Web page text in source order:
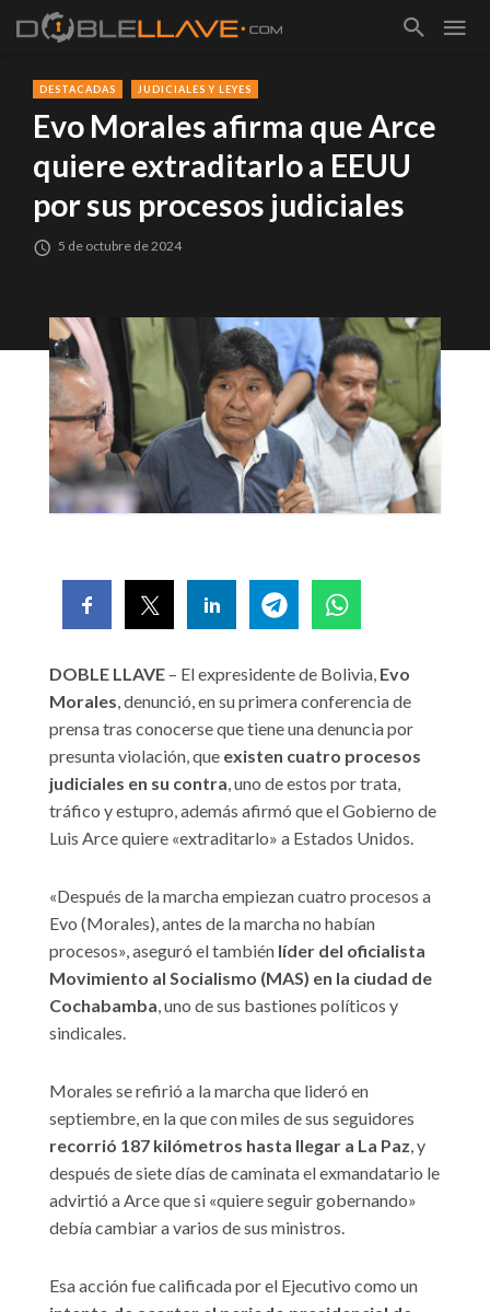
DESTACADAS JUDICIALES Y LEYES
Evo Morales afirma que Arce
quiere extraditarlo a EEUU
por sus procesos judiciales
5 de octubre de 2024
DOBLE LLAVE – El expresidente de Bolivia, Evo
Morales, denunció, en su primera conferencia de
prensa tras conocerse que tiene una denuncia por
presunta violación, que existen cuatro procesos
judiciales en su contra, uno de estos por trata,
tráfico y estupro, además afirmó que el Gobierno de
Luis Arce quiere «extraditarlo» a Estados Unidos.
«Después de la marcha empiezan cuatro procesos a
Evo (Morales), antes de la marcha no habían
procesos», aseguró el también líder del oficialista
Movimiento al Socialismo (MAS) en la ciudad de
Cochabamba, uno de sus bastiones políticos y
sindicales.
Morales se refirió a la marcha que lideró en
septiembre, en la que con miles de sus seguidores
recorrió 187 kilómetros hasta llegar a La Paz, y
después de siete días de caminata el exmandatario le
advirtió a Arce que si «quiere seguir gobernando»
debía cambiar a varios de sus ministros.
Esa acción fue calificada por el Ejecutivo como un